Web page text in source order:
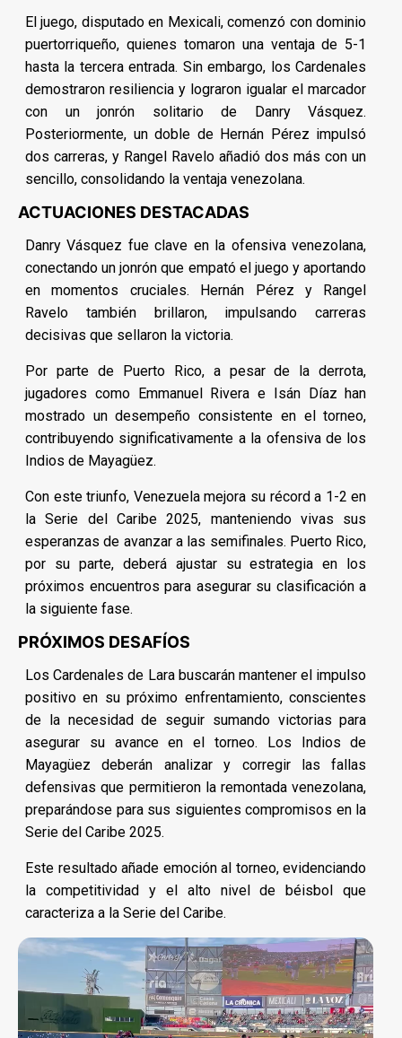
El juego, disputado en Mexicali, comenzó con dominio
puertorriqueño, quienes tomaron una ventaja de 5-1
hasta la tercera entrada. Sin embargo, los Cardenales
demostraron resiliencia y lograron igualar el marcador
con un jonrón solitario de Danry Vásquez.
Posteriormente, un doble de Hernán Pérez impulsó
dos carreras, y Rangel Ravelo añadió dos más con un
sencillo, consolidando la ventaja venezolana.
ACTUACIONES DESTACADAS
Danry Vásquez fue clave en la ofensiva venezolana,
conectando un jonrón que empató el juego y aportando
en momentos cruciales. Hernán Pérez y Rangel
Ravelo también brillaron, impulsando carreras
decisivas que sellaron la victoria.
Por parte de Puerto Rico, a pesar de la derrota,
jugadores como Emmanuel Rivera e Isán Díaz han
mostrado un desempeño consistente en el torneo,
contribuyendo significativamente a la ofensiva de los
Indios de Mayagüez.
Con este triunfo, Venezuela mejora su récord a 1-2 en
la Serie del Caribe 2025, manteniendo vivas sus
esperanzas de avanzar a las semifinales. Puerto Rico,
por su parte, deberá ajustar su estrategia en los
próximos encuentros para asegurar su clasificación a
la siguiente fase.
PRÓXIMOS DESAFÍOS
Los Cardenales de Lara buscarán mantener el impulso
positivo en su próximo enfrentamiento, conscientes
de la necesidad de seguir sumando victorias para
asegurar su avance en el torneo. Los Indios de
Mayagüez deberán analizar y corregir las fallas
defensivas que permitieron la remontada venezolana,
preparándose para sus siguientes compromisos en la
Serie del Caribe 2025.
Este resultado añade emoción al torneo, evidenciando
la competitividad y el alto nivel de béisbol que
caracteriza a la Serie del Caribe.